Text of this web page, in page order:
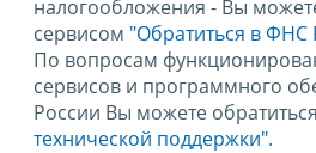
налогообложения - Вы
сервисом "Обратиться в ФНС
По вопросам
сервисов и программного
России Вы можете
технической поддержки".